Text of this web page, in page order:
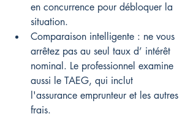
en concurrence pour débloquer la
situation.
Comparaison intelligente : ne vous
arrêtez pas au seul taux d’ intérêt
nominal. Le professionnel examine
aussi le TAEG, qui inclut
l'assurance emprunteur et les autres
frais.